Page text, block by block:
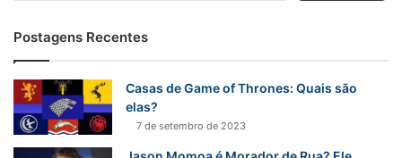
Postagens Recentes
Casas de Game of Thrones: Quais são
elas?
7 de setembro de 2023